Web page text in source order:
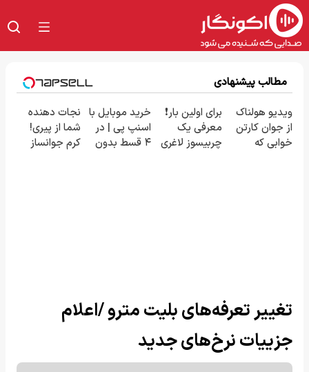
مطالب پیشنهادی
ویدیو هولناک
از جوان کارتن
خوابی که
برای اولین بار❗
معرفی یک
چربیسوز لاغری
خرید موبایل با
اسنپ پی | در
۴ قسط بدون
نجات دهنده
شما از پیری!
کرم جوانساز
تغییر تعرفه‌های بلیت مترو /اعلام
جزییات نرخ‌های جدید